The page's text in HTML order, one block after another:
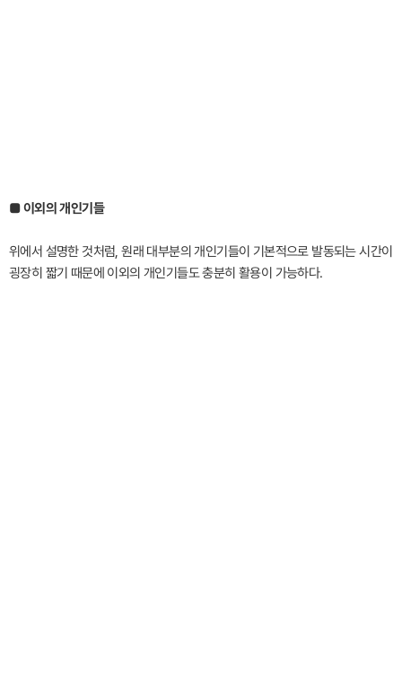
■ 이외의 개인기들
위에서 설명한 것처럼, 원래 대부분의 개인기들이 기본적으로 발동되는 시간이
굉장히 짧기 때문에 이외의 개인기들도 충분히 활용이 가능하다.